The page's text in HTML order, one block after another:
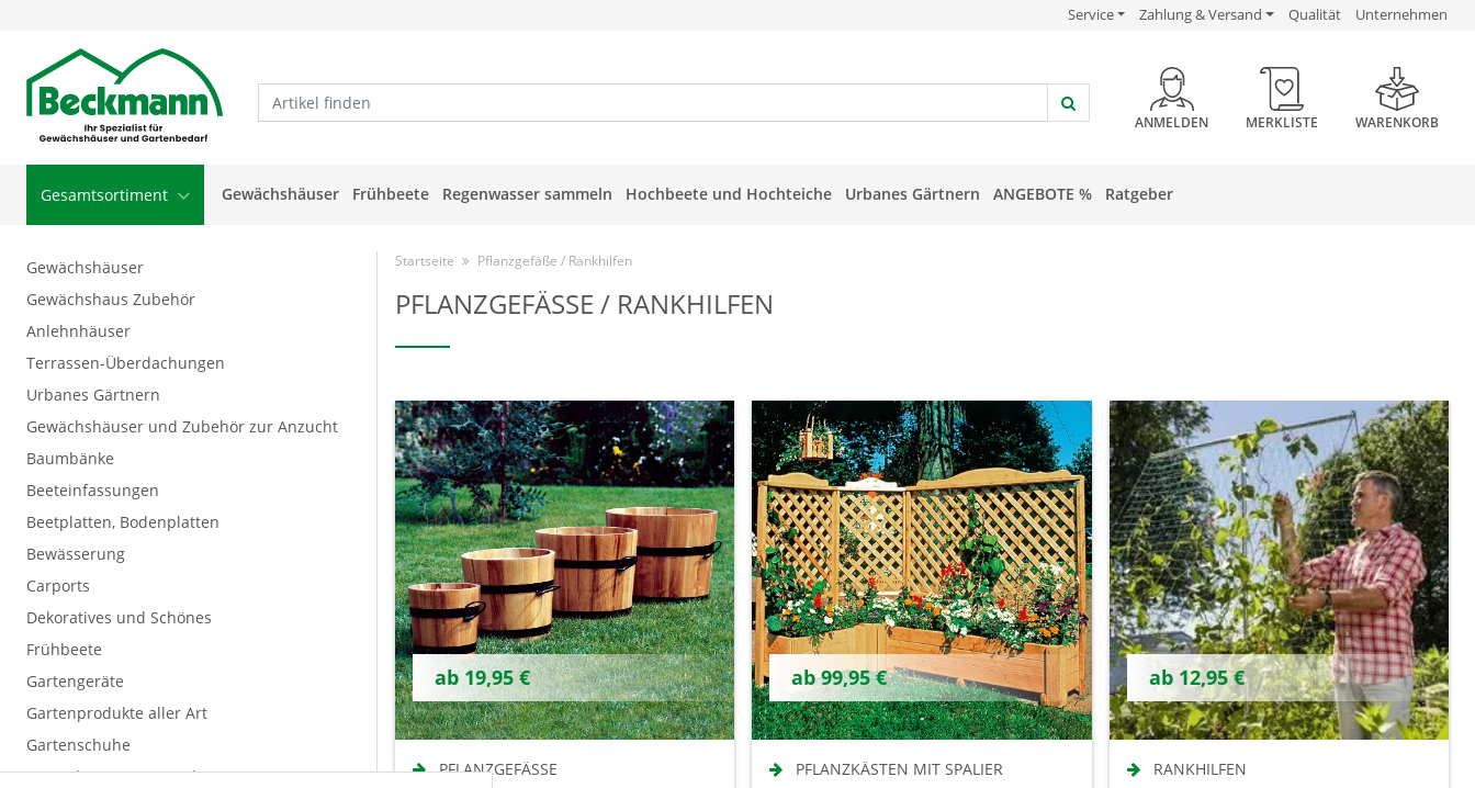
USP Verlinkung
Service Zahlung & Versand USP Verlinkung
Qualität USP Verlinkung
Unternehmen
HEADER BUTTON
ANMELDEN MERKLISTE WARENKORB
Gesamtsortiment Gewächshäuser Frühbeete Regenwasser sammeln Hochbeete und Hochteiche Urbanes Gärtnern ANGEBOTE % Ratgeber
Gewächshäuser
Gewächshaus Zubehör
Anlehnhäuser
Terrassen-Überdachungen
Urbanes Gärtnern
Gewächshäuser und Zubehör zur Anzucht
Baumbänke
Beeteinfassungen
Beetplatten, Bodenplatten
Bewässerung
Carports
Dekoratives und Schönes
Frühbeete
Gartengeräte
Gartenprodukte aller Art
Gartenschuhe
Gerätehäuser / Gartenboxen
Startseite Pflanzgefäße / Rankhilfen
PFLANZGEFÄSSE / RANKHILFEN
ab 19,95 €
PFLANZGEFÄSSE
ab 99,95 €
PFLANZKÄSTEN MIT SPALIER
ab 12,95 €
RANKHILFEN